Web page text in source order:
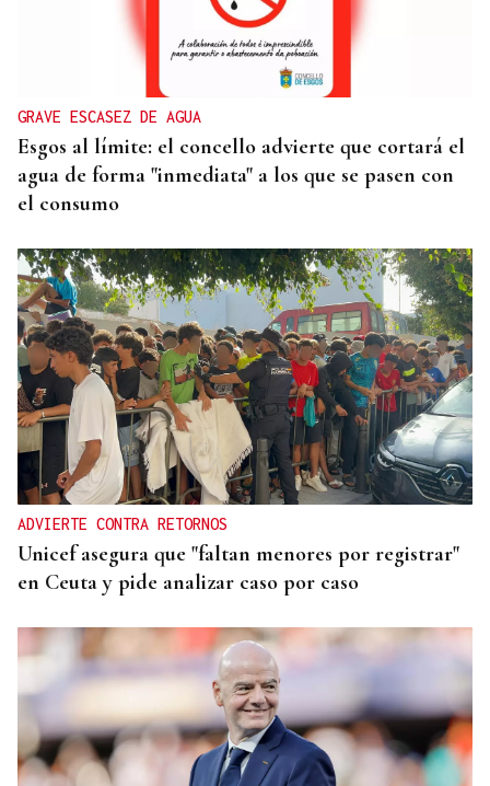
Un herido en la colisión entre dos coches en la
entrada a las termas de Outariz
GRAVE ESCASEZ DE AGUA
Esgos al límite: el concello advierte que cortará el
agua de forma "inmediata" a los que se pasen con
el consumo
ADVIERTE CONTRA RETORNOS
Unicef asegura que "faltan menores por registrar"
en Ceuta y pide analizar caso por caso